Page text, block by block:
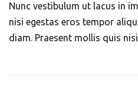
Nunc vestibulum ut lacus in
nisi egestas eros tempor
diam. Praesent mollis quis